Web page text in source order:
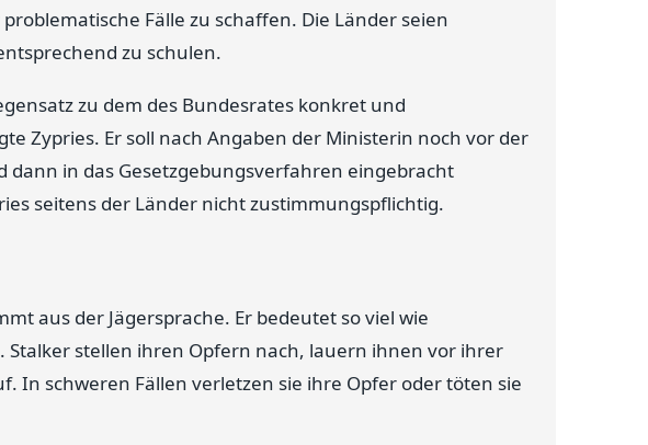
Fälle zu schaffen. Die Länder seien
zu schulen.
zu dem des Bundesrates konkret und
Zypries. Er soll nach Angaben der Ministerin noch vor der
dann in das Gesetzgebungsverfahren eingebracht
seitens der Länder nicht zustimmungspflichtig.
aus der Jägersprache. Er bedeutet so viel wie
Stalker stellen ihren Opfern nach, lauern ihnen vor ihrer
In schweren Fällen verletzen sie ihre Opfer oder töten sie